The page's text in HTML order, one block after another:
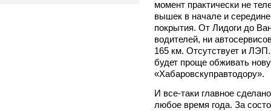
момент практически не
вышек в начале и
покрытия. От Лидоги до
водителей, ни
165 км. Отсутствует и
будет проще обживать
«Хабаровскуправтодору».
И все-таки главное
любое время года. За